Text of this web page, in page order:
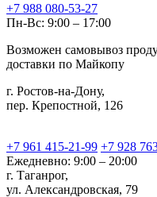
+7 988 080-53-27
Пн-Вс: 9:00 – 17:00
Возможен самовывоз
доставки по Майкопу
г. Ростов-на-Дону,
пер. Крепостной, 126
+7 961 415-21-99 +7 928
Ежедневно: 9:00 – 20:00
г. Таганрог,
ул. Александровская, 79